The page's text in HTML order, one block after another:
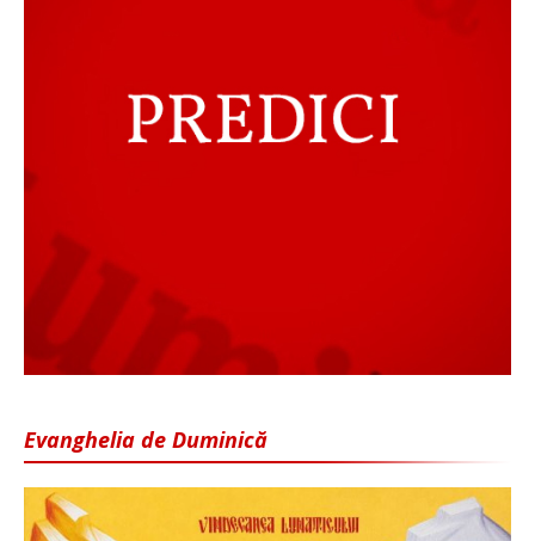
Evanghelia de Duminică